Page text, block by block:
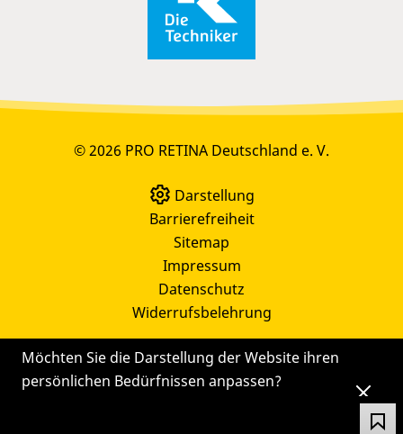
Möchten Sie die Darstellung der Website ihren
persönlichen Bedürfnissen anpassen?
© 2026 PRO RETINA Deutschland e. V.
Darstellung
Barrierefreiheit
Sitemap
Impressum
Datenschutz
Widerrufsbelehrung